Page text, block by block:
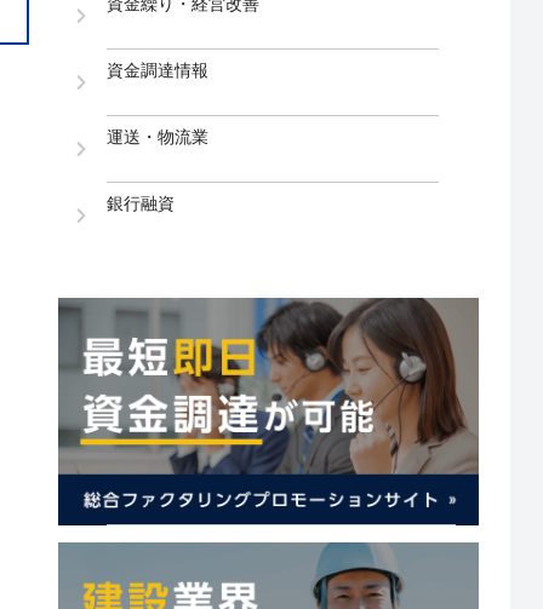
資金繰り・経営改善
資金調達情報
運送・物流業
銀行融資